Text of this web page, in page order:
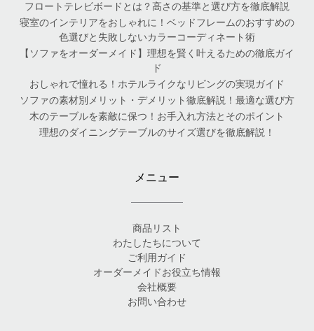
フロートテレビボードとは？高さの基準と選び方を徹底解説
寝室のインテリアをおしゃれに！ベッドフレームのおすすめの
色選びと失敗しないカラーコーディネート術
【ソファをオーダーメイド】理想を賢く叶えるための徹底ガイ
ド
おしゃれで憧れる！ホテルライクなリビングの実現ガイド
ソファの素材別メリット・デメリット徹底解説！最適な選び方
木のテーブルを素敵に保つ！お手入れ方法とそのポイント
理想のダイニングテーブルのサイズ選びを徹底解説！
メニュー
商品リスト
わたしたちについて
ご利用ガイド
オーダーメイドお役立ち情報
会社概要
お問い合わせ